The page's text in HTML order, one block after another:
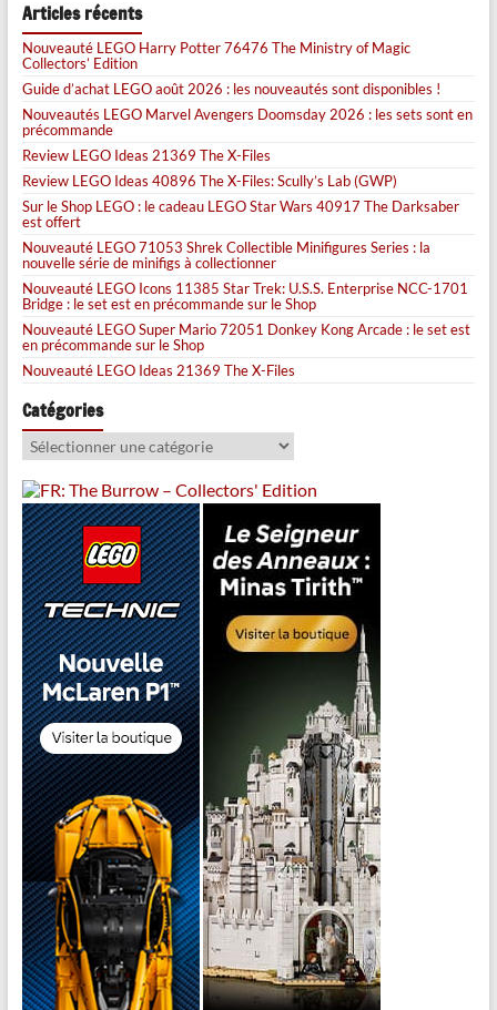
Articles récents
Nouveauté LEGO Harry Potter 76476 The Ministry of Magic
Collectors’ Edition
Guide d’achat LEGO août 2026 : les nouveautés sont disponibles !
Nouveautés LEGO Marvel Avengers Doomsday 2026 : les sets sont en
précommande
Review LEGO Ideas 21369 The X-Files
Review LEGO Ideas 40896 The X-Files: Scully’s Lab (GWP)
Sur le Shop LEGO : le cadeau LEGO Star Wars 40917 The Darksaber
est offert
Nouveauté LEGO 71053 Shrek Collectible Minifigures Series : la
nouvelle série de minifigs à collectionner
Nouveauté LEGO Icons 11385 Star Trek: U.S.S. Enterprise NCC-1701
Bridge : le set est en précommande sur le Shop
Nouveauté LEGO Super Mario 72051 Donkey Kong Arcade : le set est
en précommande sur le Shop
Nouveauté LEGO Ideas 21369 The X-Files
Catégories
Catégories